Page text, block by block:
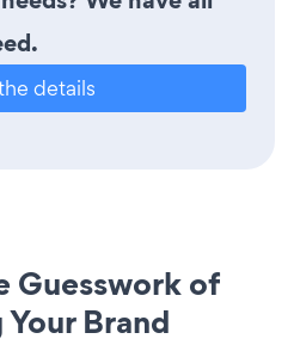
details
Guesswork of
Brand